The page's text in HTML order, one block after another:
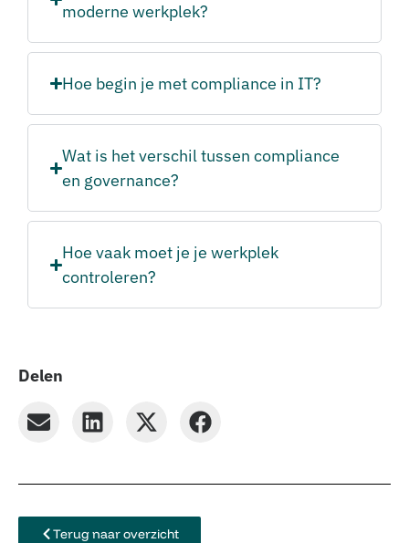
moderne werkplek?
Hoe begin je met compliance in IT?
Wat is het verschil tussen compliance
en governance?
Hoe vaak moet je je werkplek
controleren?
Delen
Terug naar overzicht